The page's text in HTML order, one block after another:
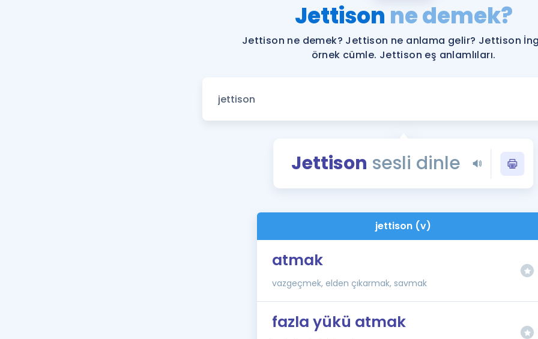
YDS ve YÖKDİL
Rehberlik Aracı
YDS ve YÖKDİL'e
Tüm ÖSYM
YDS - YÖKDİL
İngilizce Gramer
Jettison ne demek?
Jettison ne demek? Jettison ne anlama gelir? Jettison
örnek cümle. Jettison eş anlamlıları.
Jettison sesli dinle
jettison (v)
atmak
vazgeçmek, elden çıkarmak, savmak
fazla yükü atmak